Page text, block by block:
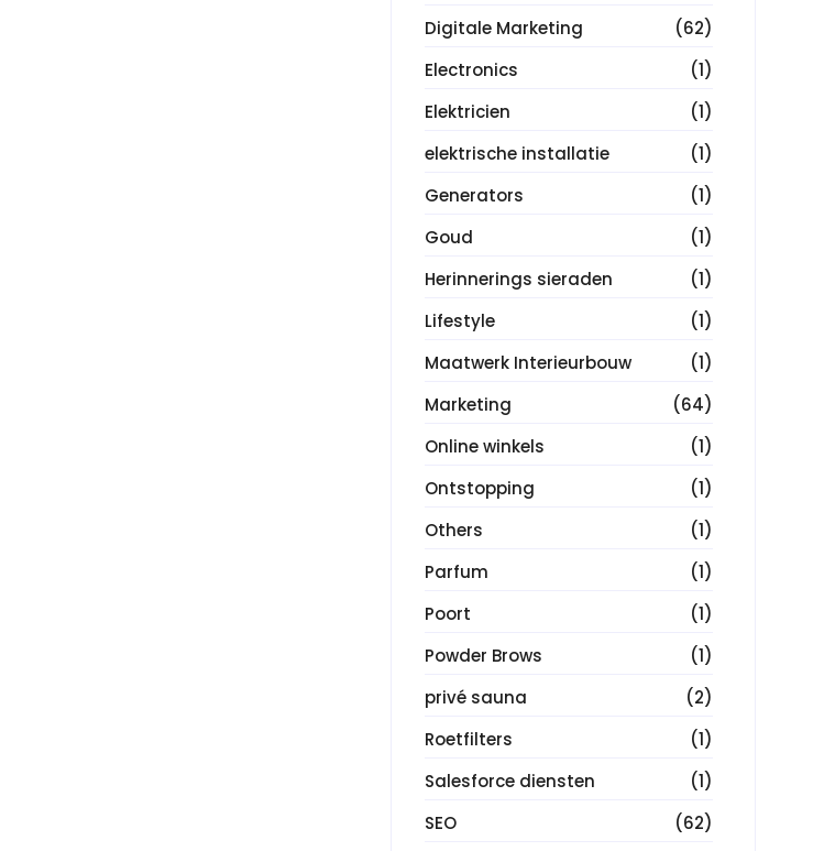
Digitale Marketing
(62)
Electronics
(1)
Elektricien
(1)
elektrische installatie
(1)
Generators
(1)
Goud
(1)
Herinnerings sieraden
(1)
Lifestyle
(1)
Maatwerk Interieurbouw
(1)
Marketing
(64)
Online winkels
(1)
Ontstopping
(1)
Others
(1)
Parfum
(1)
Poort
(1)
Powder Brows
(1)
privé sauna
(2)
Roetfilters
(1)
Salesforce diensten
(1)
SEO
(62)